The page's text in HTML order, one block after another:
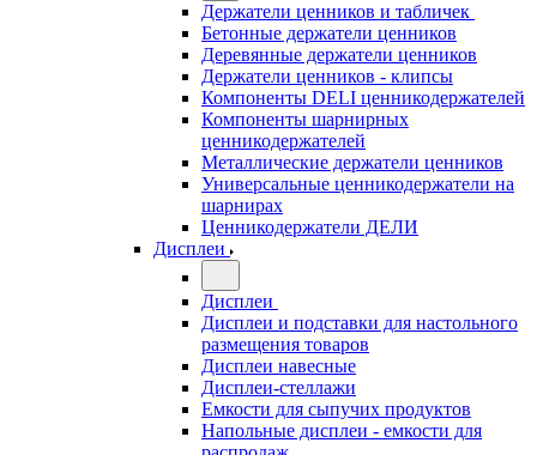
Держатели ценников и табличек
Бетонные держатели ценников
Деревянные держатели ценников
Держатели ценников - клипсы
Компоненты DELI ценникодержателей
Компоненты шарнирных
ценникодержателей
Металлические держатели ценников
Универсальные ценникодержатели на
шарнирах
Ценникодержатели ДЕЛИ
Дисплеи
Дисплеи
Дисплеи и подставки для настольного
размещения товаров
Дисплеи навесные
Дисплеи-стеллажи
Емкости для сыпучих продуктов
Напольные дисплеи - емкости для